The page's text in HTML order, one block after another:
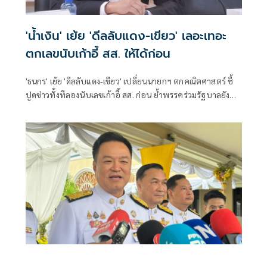
'น้ำเงิน' เย้ย 'ดีลลับแดง-เขียว' เลอะเทอะ
ตกเลขนับเก้าอี้ สส. ให้ได้ก่อน
'ธนกร' เย้ย 'ดีลลับแดง-เขียว' เปลี่ยนนายกฯ ตกคณิตศาสตร์ ชี้
ปูดข่าวทั้งทีลองนับเลขเก้าอี้ สส. ก่อน ย้ำพรรคร่วมรัฐบาลยัง